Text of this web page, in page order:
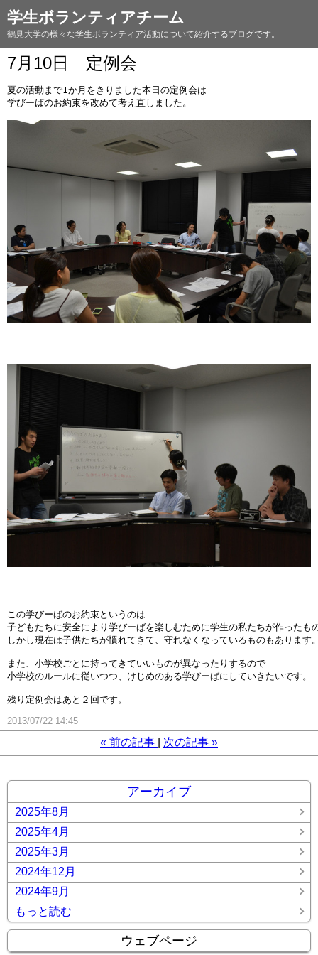
学生ボランティアチーム
鶴見大学の様々な学生ボランティア活動について紹介するブログです。
7月10日 定例会
夏の活動まで1か月をきりました本日の定例会は
学びーばのお約束を改めて考え直しました。
この学びーばのお約束というのは
子どもたちに安全により学びーばを楽しむために学生の私たちが作ったも
しかし現在は子供たちが慣れてきて、守れなくなっているものもあります
また、小学校ごとに持ってきていいものが異なったりするので
小学校のルールに従いつつ、けじめのある学びーばにしていきたいです。
残り定例会はあと２回です。
2013/07/22 14:45
« 前の記事 次の記事 »
アーカイブ
2025年8月
2025年4月
2025年3月
2024年12月
2024年9月
もっと読む
ウェブページ